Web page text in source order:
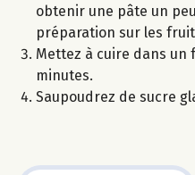
obtenir une pâte un
préparation sur les
Mettez à cuire dans un
minutes.
Saupoudrez de sucre